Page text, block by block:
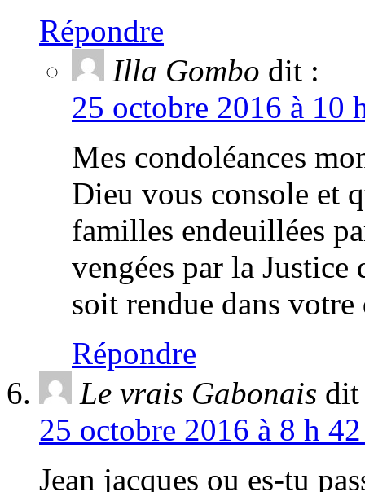
Répondre
Illa Gombo dit :
25 octobre 2016 à 10
Mes condoléances
Dieu vous console et
familles endeuillées
vengées par la
soit rendue dans
Répondre
Le vrais Gabonais
25 octobre 2016 à 8 h
Jean jacques ou es-tu